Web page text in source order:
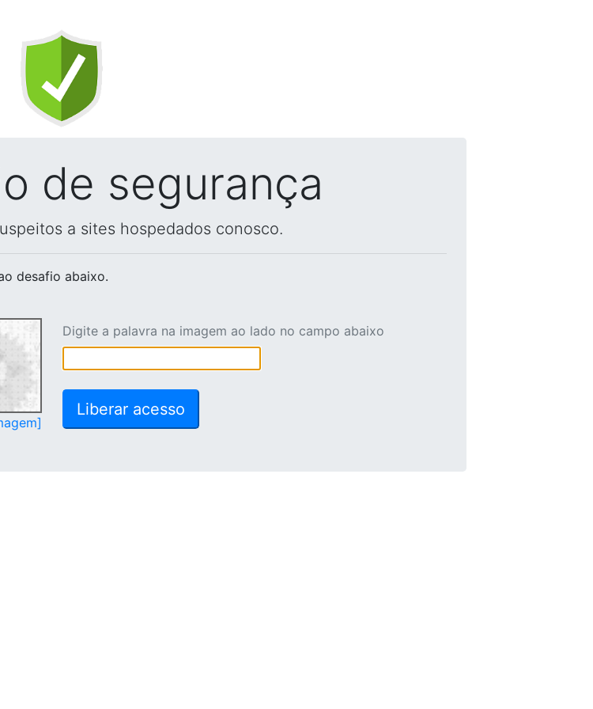
de segurança
a sites hospedados conosco.
desafio abaixo.
Digite a palavra na imagem ao lado no campo abaixo